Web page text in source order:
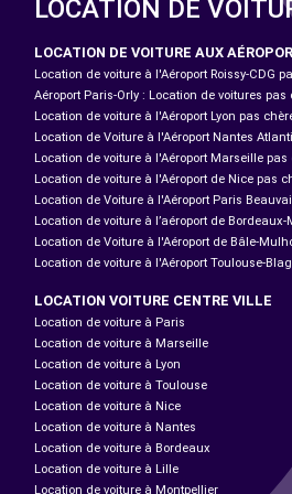
LOCATION DE
LOCATION DE VOITURE AUX
Location de voiture à l'Aéroport Roissy-CDG
Aéroport Paris-Orly : Location de voitures pas
Location de voiture à l'Aéroport Lyon pas
Location de Voiture à l'Aéroport Nantes
Location de voiture à l'Aéroport Marseille pas
Location de voiture à l'Aéroport de Nice pas
Location de Voiture à l'Aéroport Paris
Location de voiture à l’aéroport de
Location de Voiture à l'Aéroport de Bâle-
Location de voiture à l'Aéroport Toulouse-
LOCATION VOITURE CENTRE VILLE
Location de voiture à Paris
Location de voiture à Marseille
Location de voiture à Lyon
Location de voiture à Toulouse
Location de voiture à Nice
Location de voiture à Nantes
Location de voiture à Bordeaux
Location de voiture à Lille
Location de voiture à Montpellier